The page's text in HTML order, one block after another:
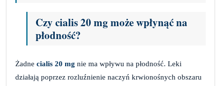
Czy cialis 20 mg może wpłynąć na
płodność?
Żadne cialis 20 mg nie ma wpływu na płodność. Leki
działają poprzez rozluźnienie naczyń krwionośnych obszaru